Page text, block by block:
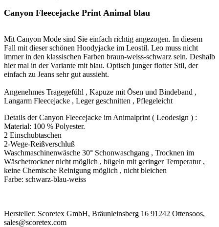
Canyon Fleecejacke Print Animal blau
Mit Canyon Mode sind Sie einfach richtig angezogen. In diesem
Fall mit dieser schönen Hoodyjacke im Leostil. Leo muss nicht
immer in den klassischen Farben braun-weiss-schwarz sein. Deshalb
hier mal in der Variante mit blau. Optisch junger flotter Stil, der
einfach zu Jeans sehr gut aussieht.
Angenehmes Tragegefühl , Kapuze mit Ösen und Bindeband ,
Langarm Fleecejacke , Leger geschnitten , Pflegeleicht
Details der Canyon Fleecejacke im Animalprint ( Leodesign ) :
Material: 100 % Polyester.
2 Einschubtaschen
2-Wege-Reißverschluß
Waschmaschinenwäsche 30° Schonwaschgang , Trocknen im
Wäschetrockner nicht möglich , bügeln mit geringer Temperatur ,
keine Chemische Reinigung möglich , nicht bleichen
Farbe: schwarz-blau-weiss
Hersteller: Scoretex GmbH, Bräunleinsberg 16 91242 Ottensoos,
sales@scoretex.com